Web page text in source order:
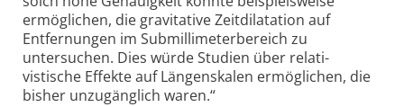
ermöglichen, die gravitative Zeitdilatation auf
Entfernungen im Submillimeter­bereich zu
untersuchen. Dies würde Studien über relati­
vistische Effekte auf Längenskalen ermöglichen, die
bisher unzugänglich waren.“